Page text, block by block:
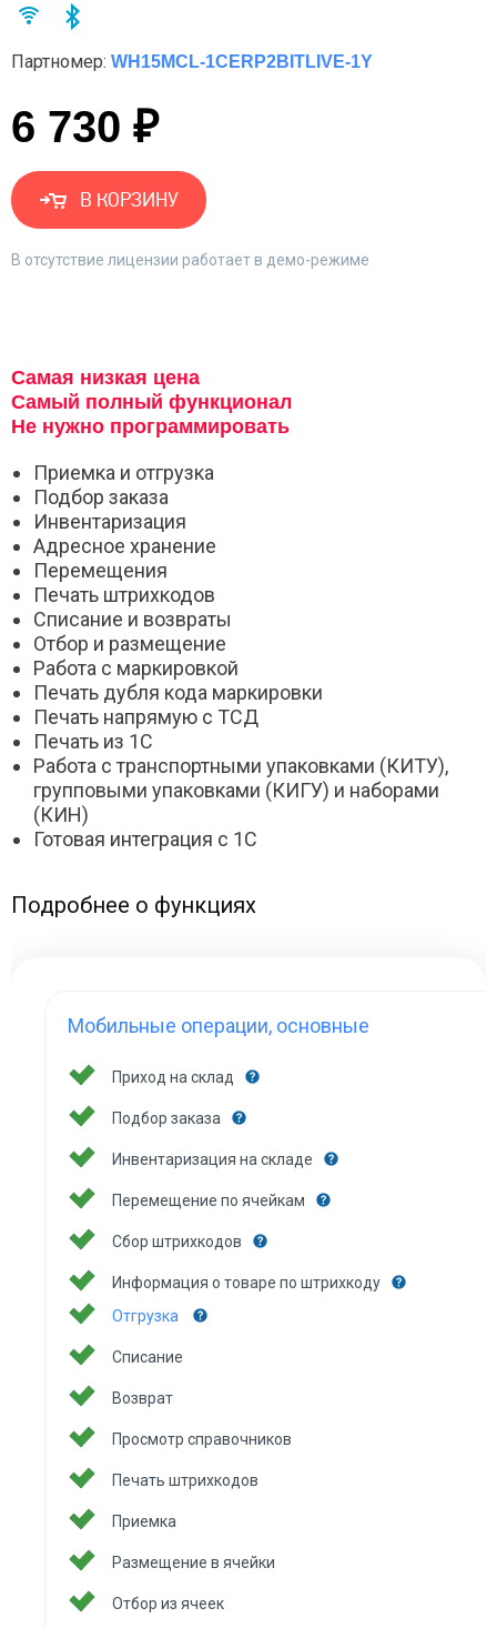
Партномер: WH15MCL-1CERP2BITLIVE-1Y
6 730 ₽
В КОРЗИНУ
В отсутствие лицензии работает в демо-режиме
Самая низкая цена
Самый полный функционал
Не нужно программировать
Приемка и отгрузка
Подбор заказа
Инвентаризация
Адресное хранение
Перемещения
Печать штрихкодов
Списание и возвраты
Отбор и размещение
Работа с маркировкой
Печать дубля кода маркировки
Печать напрямую с ТСД
Печать из 1С
Работа с транспортными упаковками (КИТУ),
групповыми упаковками (КИГУ) и наборами
(КИН)
Готовая интеграция с 1С
Подробнее о функциях
Мобильные операции, основные
Приход на склад
Подбор заказа
Инвентаризация на складе
Перемещение по ячейкам
Сбор штрихкодов
Информация о товаре по штрихкоду
Отгрузка
Списание
Возврат
Просмотр справочников
Печать штрихкодов
Приемка
Размещение в ячейки
Отбор из ячеек